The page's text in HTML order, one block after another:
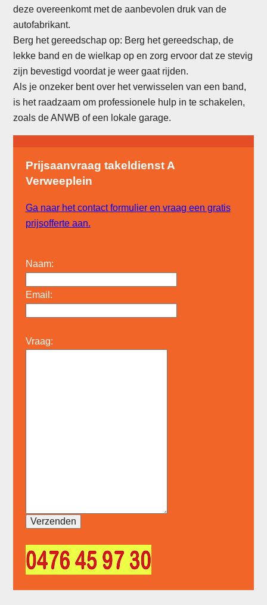
deze overeenkomt met de aanbevolen druk van de
autofabrikant.
Berg het gereedschap op: Berg het gereedschap, de
lekke band en de wielkap op en zorg ervoor dat ze stevig
zijn bevestigd voordat je weer gaat rijden.
Als je onzeker bent over het verwisselen van een band,
is het raadzaam om professionele hulp in te schakelen,
zoals de ANWB of een lokale garage.
Prijsaanvraag takeldienst A
Verweeplein
Ga naar het contact formulier en vraag een gratis
prijsofferte aan.
Naam:
Email:
Vraag: